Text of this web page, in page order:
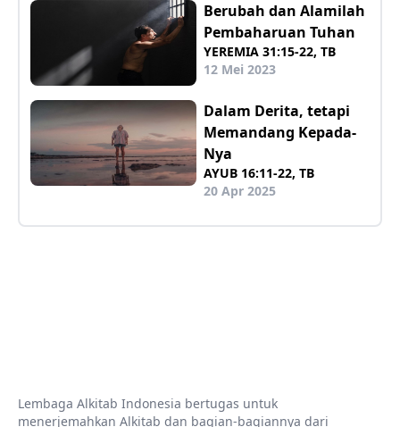
Berubah dan Alamilah
Pembaharuan Tuhan
YEREMIA 31:15-22, TB
12 Mei 2023
Dalam Derita, tetapi
Memandang Kepada-
Nya
AYUB 16:11-22, TB
20 Apr 2025
Lembaga Alkitab Indonesia bertugas untuk
menerjemahkan Alkitab dan bagian-bagiannya dari